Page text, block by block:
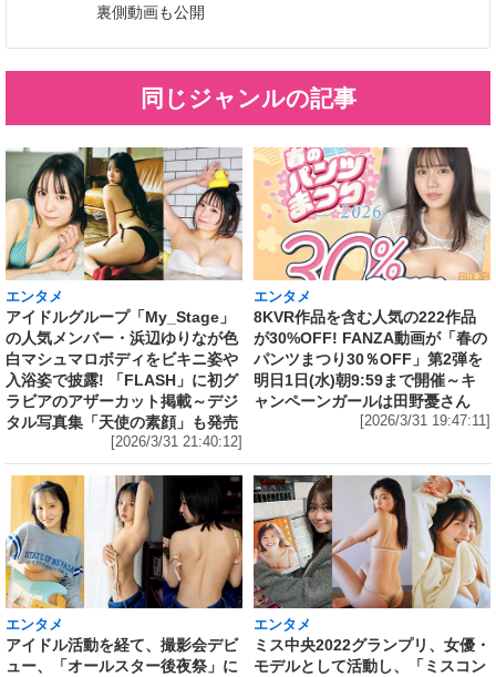
裏側動画も公開
同じジャンルの記事
エンタメ
アイドルグループ「My_Stage」
の人気メンバー・浜辺ゆりなが色
白マシュマロボディをビキニ姿や
入浴姿で披露! 「FLASH」に初グ
ラビアのアザーカット掲載～デジ
タル写真集「天使の素顔」も発売
[2026/3/31 21:40:12]
エンタメ
8KVR作品を含む人気の222作品
が30%OFF! FANZA動画が「春の
パンツまつり30％OFF」第2弾を
明日1日(水)朝9:59まで開催～キ
ャンペーンガールは田野憂さん
[2026/3/31 19:47:11]
エンタメ
アイドル活動を経て、撮影会デビ
ュー、「オールスター後夜祭」に
エンタメ
ミス中央2022グランプリ、女優・
モデルとして活動し、「ミスコン